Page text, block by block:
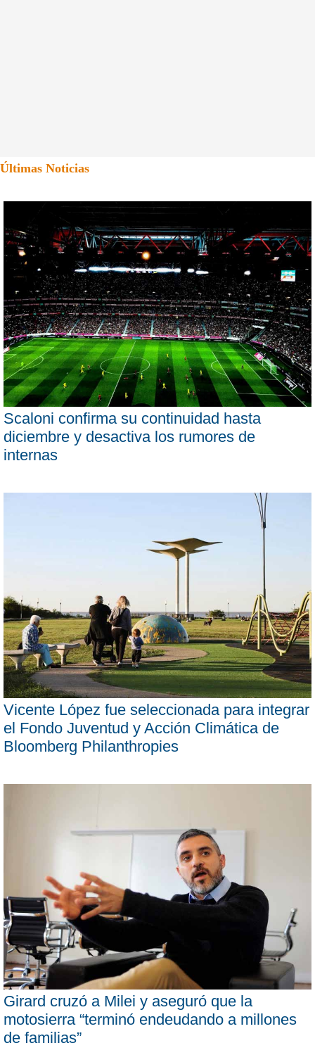
Últimas Noticias
Scaloni confirma su continuidad hasta
diciembre y desactiva los rumores de
internas
Vicente López fue seleccionada para integrar
el Fondo Juventud y Acción Climática de
Bloomberg Philanthropies
Girard cruzó a Milei y aseguró que la
motosierra “terminó endeudando a millones
de familias”